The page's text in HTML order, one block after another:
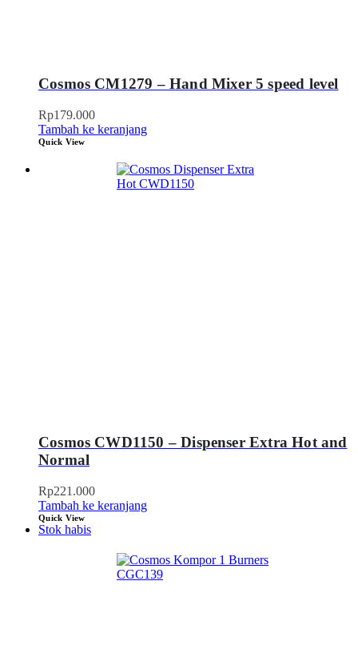
Cosmos CM1279 – Hand Mixer 5 speed level
Rp179.000
Tambah ke keranjang
Quick View
Cosmos CWD1150 – Dispenser Extra Hot and
Normal
Rp221.000
Tambah ke keranjang
Quick View
Stok habis